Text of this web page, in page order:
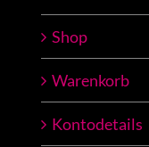
Shop
Warenkorb
Kontodetails